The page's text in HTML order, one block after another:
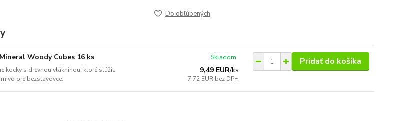
Do obľúbených
Woody Cubes 16 ks
kocky s drevnou vlákninou, ktoré slúžia
pre bezstavovce.
9,49 EUR/ks
7,72 EUR bez DPH
Skladom Pridať do košíka